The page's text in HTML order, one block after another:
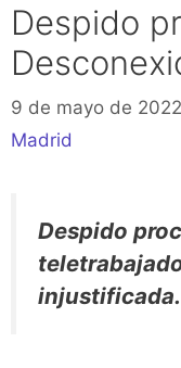
Despido
9 de mayo de 2022
Madrid
Despido
injustificada.